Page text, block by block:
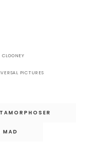
CLOONEY
PICTURES
MAD